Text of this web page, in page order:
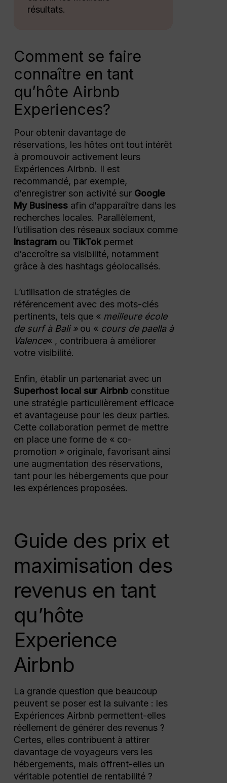
résultats.
Comment se faire
connaître en tant
qu’hôte Airbnb
Experiences?
Pour obtenir davantage de
réservations, les hôtes ont tout intérêt
à promouvoir activement leurs
Expériences Airbnb. Il est
recommandé, par exemple,
d’enregistrer son activité sur Google
My Businessafin d’apparaître dans les
recherches locales. Parallèlement,
l’utilisation des réseaux sociaux comme
Instagramou TikTokpermet
d’accroître sa visibilité, notamment
grâce à des hashtags géolocalisés.
L’utilisation de stratégies de
référencement avec des mots-clés
pertinents, tels que « meilleure école
de surf à Bali »ou « cours de paella à
Valence« , contribuera à améliorer
votre visibilité.
Enfin, établir un partenariat avec un
Superhost local sur Airbnbconstitue
une stratégie particulièrement efficace
et avantageuse pour les deux parties.
Cette collaboration permet de mettre
en place une forme de « co-
promotion » originale, favorisant ainsi
une augmentation des réservations,
tant pour les hébergements que pour
les expériences proposées.
Guide des prix et
maximisation des
revenus en tant
qu’hôte
Experience
Airbnb
La grande question que beaucoup
peuvent se poser est la suivante : les
Expériences Airbnb permettent-elles
réellement de générer des revenus ?
Certes, elles contribuent à attirer
davantage de voyageurs vers les
hébergements, mais offrent-elles un
véritable potentiel de rentabilité ?